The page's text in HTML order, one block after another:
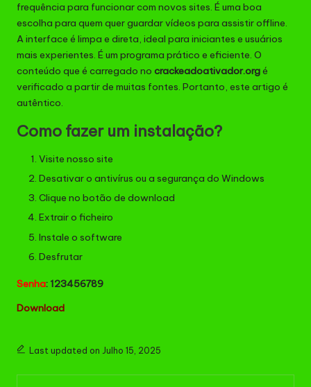
frequência para funcionar com novos sites. É uma boa
escolha para quem quer guardar vídeos para assistir offline.
A interface é limpa e direta, ideal para iniciantes e usuários
mais experientes. É um programa prático e eficiente. O
conteúdo que é carregado no crackeadoativador.orgé
verificado a partir de muitas fontes. Portanto, este artigo é
autêntico.
Como fazer um instalação?
Visite nosso site
Desativar o antivírus ou a segurança do Windows
Clique no botão de download
Extrair o ficheiro
Instale o software
Desfrutar
Senha: 123456789
Download
Last updated on Julho 15, 2025